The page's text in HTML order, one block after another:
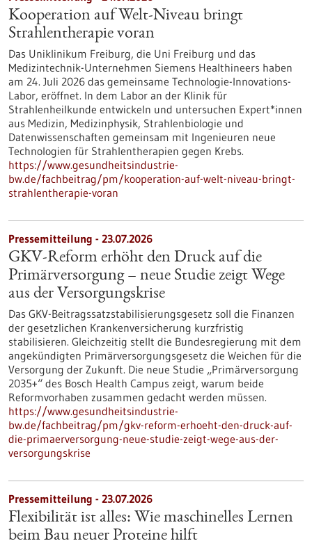
Kooperation auf Welt-Niveau bringt
Strahlentherapie voran
Das Uniklinikum Freiburg, die Uni Freiburg und das
Medizintechnik-Unternehmen Siemens Healthineers haben
am 24. Juli 2026 das gemeinsame Technologie-Innovations-
Labor, eröffnet. In dem Labor an der Klinik für
Strahlenheilkunde entwickeln und untersuchen Expert*innen
aus Medizin, Medizinphysik, Strahlenbiologie und
Datenwissenschaften gemeinsam mit Ingenieuren neue
Technologien für Strahlentherapien gegen Krebs.
https://www.gesundheitsindustrie-
bw.de/fachbeitrag/pm/kooperation-auf-welt-niveau-bringt-
strahlentherapie-voran
Pressemitteilung - 23.07.2026
GKV-Reform erhöht den Druck auf die
Primärversorgung – neue Studie zeigt Wege
aus der Versorgungskrise
Das GKV-Beitragssatzstabilisierungsgesetz soll die Finanzen
der gesetzlichen Krankenversicherung kurzfristig
stabilisieren. Gleichzeitig stellt die Bundesregierung mit dem
angekündigten Primärversorgungsgesetz die Weichen für die
Versorgung der Zukunft. Die neue Studie „Primärversorgung
2035+“ des Bosch Health Campus zeigt, warum beide
Reformvorhaben zusammen gedacht werden müssen.
https://www.gesundheitsindustrie-
bw.de/fachbeitrag/pm/gkv-reform-erhoeht-den-druck-auf-
die-primaerversorgung-neue-studie-zeigt-wege-aus-der-
versorgungskrise
Pressemitteilung - 23.07.2026
Flexibilität ist alles: Wie maschinelles Lernen
beim Bau neuer Proteine hilft